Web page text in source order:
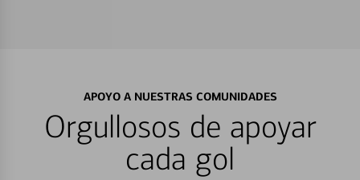
APOYO A NUESTRAS COMUNIDADES
Orgullosos de apoyar
cada gol